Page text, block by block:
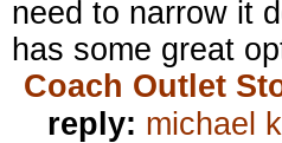
need to narrow it
has some great
Coach Outlet
reply: michael